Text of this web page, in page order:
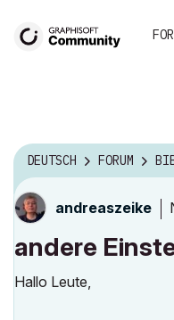
DEUTSCH FORUM
andreaszeike
andere
Hallo Leute,